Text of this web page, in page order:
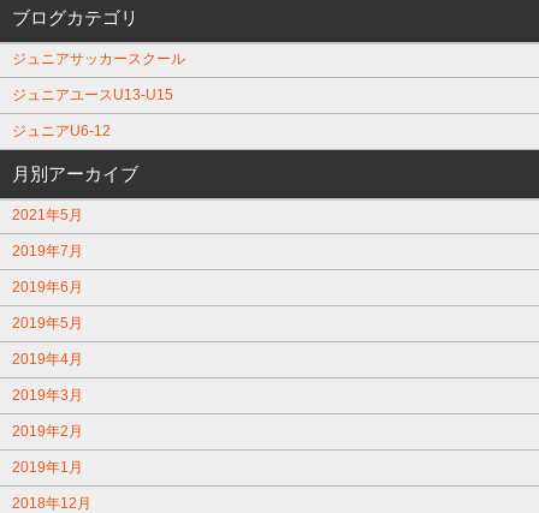
ブログカテゴリ
ジュニアサッカースクール
ジュニアユースU13-U15
ジュニアU6-12
月別アーカイブ
2021年5月
2019年7月
2019年6月
2019年5月
2019年4月
2019年3月
2019年2月
2019年1月
2018年12月